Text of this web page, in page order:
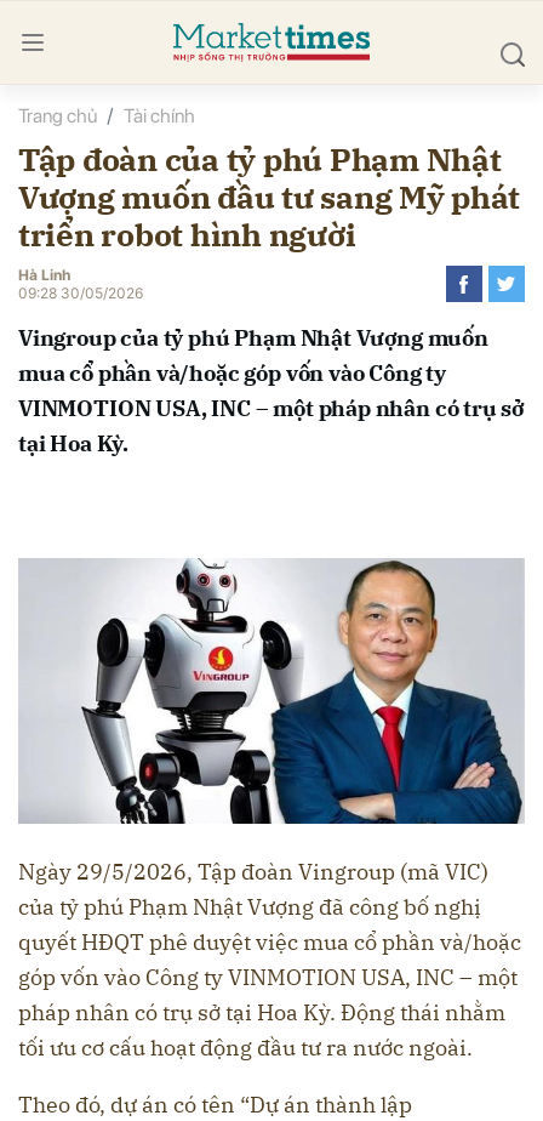
Trang chủ Tài chính
Tập đoàn của tỷ phú Phạm Nhật
Vượng muốn đầu tư sang Mỹ phát
triển robot hình người
Hà Linh
09:28 30/05/2026
Vingroup của tỷ phú Phạm Nhật Vượng muốn
mua cổ phần và/hoặc góp vốn vào Công ty
VINMOTION USA, INC – một pháp nhân có trụ sở
tại Hoa Kỳ.
Ngày 29/5/2026, Tập đoàn Vingroup (mã VIC)
của tỷ phú Phạm Nhật Vượng đã công bố nghị
quyết HĐQT phê duyệt việc mua cổ phần và/hoặc
góp vốn vào Công ty VINMOTION USA, INC – một
pháp nhân có trụ sở tại Hoa Kỳ. Động thái nhằm
tối ưu cơ cấu hoạt động đầu tư ra nước ngoài.
Theo đó, dự án có tên “Dự án thành lập
luận